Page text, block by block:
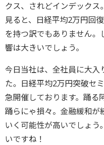
クス、されどインデック
見ると、日経平均2万円回
を持つ訳でもありません
響は大きいでしょう。
今日当社は、全社員に大入
た。日経平均2万円突破セ
急開催しております。踊る
踊らにゃ損々。金融緩和が
いく可能性が高いでしょ
いですね！